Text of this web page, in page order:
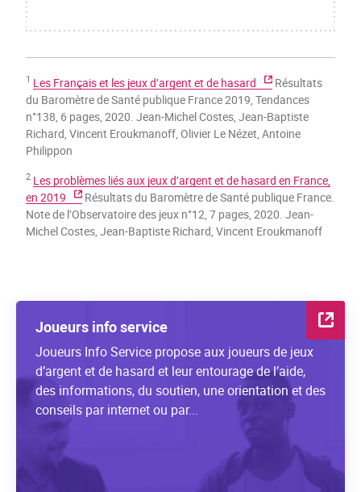
1 Les Français et les jeux d’argent et de hasard
Résultats
du Baromètre de Santé publique France 2019, Tendances
n°138, 6 pages, 2020. Jean-Michel Costes, Jean-Baptiste
Richard, Vincent Eroukmanoff, Olivier Le Nézet, Antoine
Philippon
2 Les problèmes liés aux jeux d’argent et de hasard en France,
en 2019
Résultats du Baromètre de Santé publique France.
Note de l’Observatoire des jeux n°12, 7 pages, 2020. Jean-
Michel Costes, Jean-Baptiste Richard, Vincent Eroukmanoff
Joueurs info service
Joueurs Info Service propose aux joueurs de jeux
d’argent et de hasard et leur entourage de l’aide,
des informations, du soutien, une orientation et des
conseils par internet ou par...